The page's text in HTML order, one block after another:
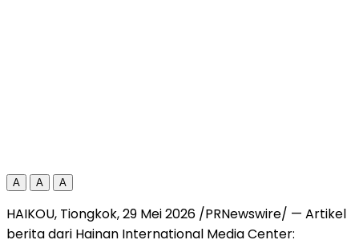
A A A
HAIKOU, Tiongkok, 29 Mei 2026 /PRNewswire/ — Artikel
berita dari Hainan International Media Center: